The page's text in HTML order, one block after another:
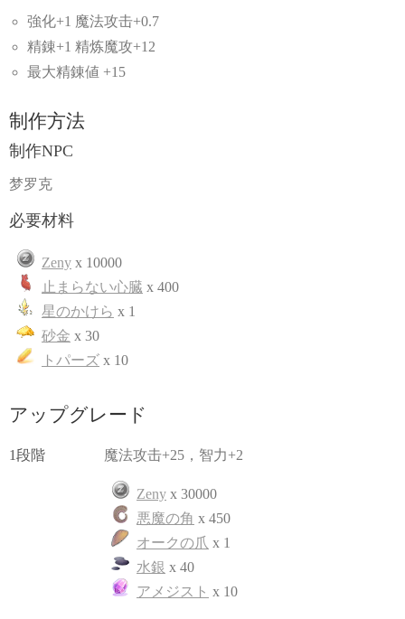
強化+1 魔法攻击+0.7
精錬+1 精炼魔攻+12
最大精錬値 +15
制作方法
制作NPC
梦罗克
必要材料
Zeny x 10000
止まらない心臓 x 400
星のかけら x 1
砂金 x 30
トパーズ x 10
アップグレード
1段階 魔法攻击+25，智力+2
Zeny x 30000
悪魔の角 x 450
オークの爪 x 1
水銀 x 40
アメジスト x 10